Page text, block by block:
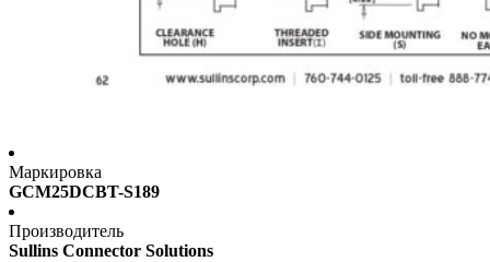
Маркировка
GCM25DCBT-S189
Производитель
Sullins Connector Solutions